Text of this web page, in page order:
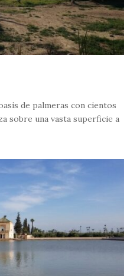
de palmeras con cientos
sobre una vasta superficie a